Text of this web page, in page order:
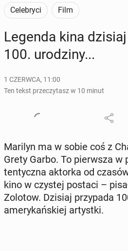
Celebryci Film
Legenda kina
100. uro­dzi­ny...
1 CZERWCA, 11:00
Ten tekst przeczytasz w 10 minut
Marilyn ma w sobie coś z
Grety Garbo. To pierw­sza
ten­tycz­na aktorka od
kino w czystej postaci –
Zolotow. Dzisiaj przy­pa­da
ame­ry­kań­skiej ar­tyst­ki.